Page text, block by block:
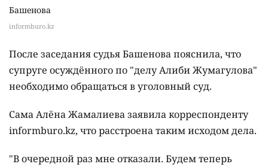
informburo.kz
Башенова
После заседания судья Башенова пояснила, что
супруге осуждённого по "делу Алиби Жумагулова"
необходимо обращаться в уголовный суд.
Сама Алёна Жамалиева заявила корреспонденту
informburo.kz, что расстроена таким исходом дела.
"В очередной раз мне отказали. Будем теперь